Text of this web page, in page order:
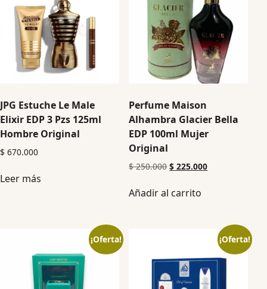
JPG Estuche Le Male
Elixir EDP 3 Pzs 125ml
Hombre Original
$ 670.000
Leer más
Perfume Maison
Alhambra Glacier Bella
EDP 100ml Mujer
Original
$250.000 $ 225.000
Añadir al carrito
¡Oferta! ¡Oferta!